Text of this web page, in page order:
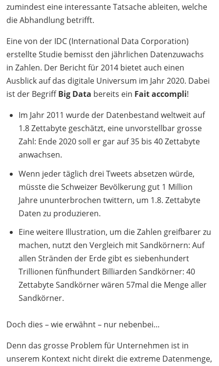
zumindest eine interessante Tatsache ableiten, welche
die Abhandlung betrifft.
Eine von der IDC(International Data Corporation)
erstellte Studie bemisst den jährlichen Datenzuwachs
in Zahlen. Der Bericht für 2014 bietet auch einen
Ausblick auf das digitale Universum im Jahr 2020. Dabei
ist der BegriffBig Data bereits ein Fait accompli!
Im Jahr 2011 wurde der Datenbestand weltweit auf
1.8 Zettabyte geschätzt, eine unvorstellbar grosse
Zahl: Ende 2020 soll er gar auf 35 bis 40 Zettabyte
anwachsen.
Wenn jeder täglich drei Tweets absetzen würde,
müsste die Schweizer Bevölkerung gut 1 Million
Jahre ununterbrochen twittern, um 1.8. Zettabyte
Daten zu produzieren.
Eine weitere Illustration, um die Zahlen greifbarer zu
machen, nutzt den Vergleich mit Sandkörnern: Auf
allen Stränden der Erde gibt es siebenhundert
Trillionen fünfhundert Billiarden Sandkörner: 40
Zettabyte Sandkörner wären 57mal die Menge aller
Sandkörner.
Doch dies – wie erwähnt – nur nebenbei…
Denn das grosse Problem für Unternehmen ist in
unserem Kontext nicht direkt die extreme Datenmenge,